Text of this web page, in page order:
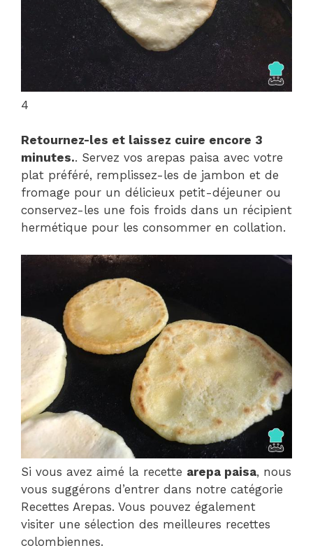
4
Retournez-les et laissez cuire encore 3
minutes.. Servez vos arepas paisa avec votre
plat préféré, remplissez-les de jambon et de
fromage pour un délicieux petit-déjeuner ou
conservez-les une fois froids dans un récipient
hermétique pour les consommer en collation.
Si vous avez aimé la recette arepa paisa, nous
vous suggérons d’entrer dans notre catégorie
Recettes Arepas. Vous pouvez également
visiter une sélection des meilleures recettes
colombiennes.